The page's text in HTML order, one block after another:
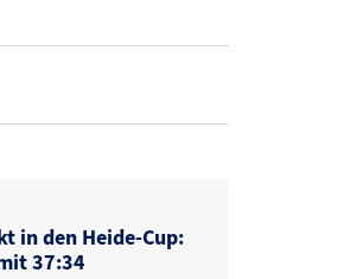
in den Heide-Cup:
37:34